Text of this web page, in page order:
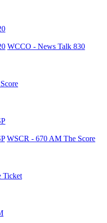
WCCO - News Talk 830
WSCR - 670 AM The Score
Ticket